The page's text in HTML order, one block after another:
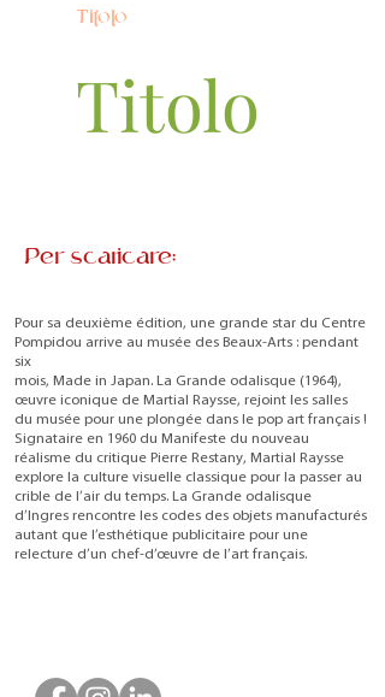
Titolo
Titolo
Per scaricare:
Pour sa deuxième édition, une grande star du Centre
Pompidou arrive au musée des Beaux-Arts : pendant
six
mois, Made in Japan. La Grande odalisque (1964),
œuvre iconique de Martial Raysse, rejoint les salles
du musée pour une plongée dans le pop art français !
Signataire en 1960 du Manifeste du nouveau
réalisme du critique Pierre Restany, Martial Raysse
explore la culture visuelle classique pour la passer au
crible de l’air du temps. La Grande odalisque
d’Ingres rencontre les codes des objets manufacturés
autant que l’esthétique publicitaire pour une
relecture d’un chef-d’œuvre de l’art français.